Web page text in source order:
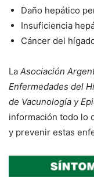
Daño hepático
Insuficiencia
Cáncer del
La Asociación
Enfermedades del
de Vacunología y
información todo lo
y prevenir estas